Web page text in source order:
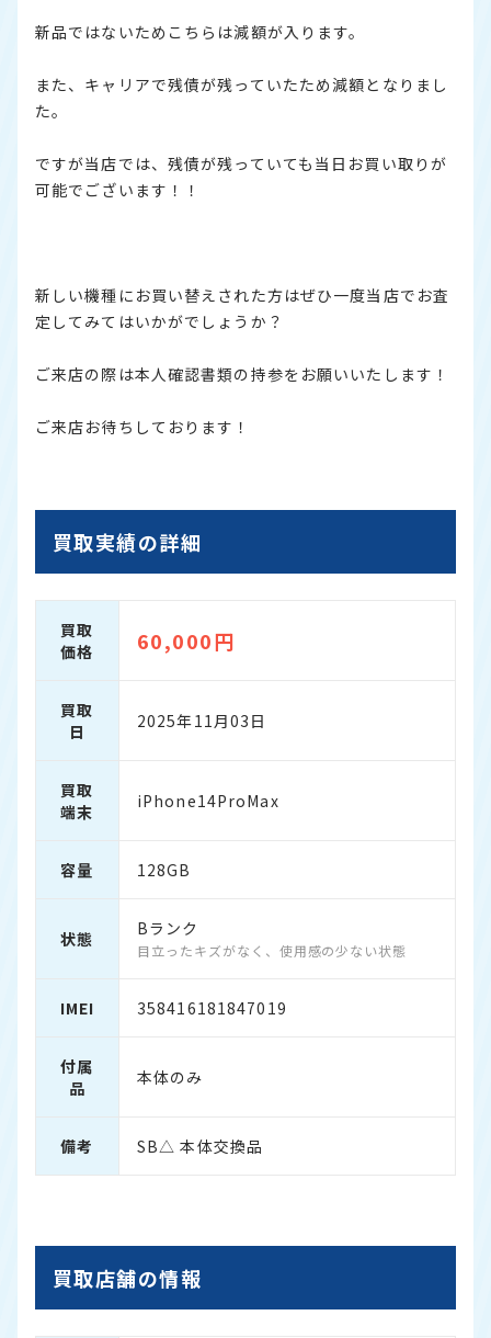
新品ではないためこちらは減額が入ります。
また、キャリアで残債が残っていたため減額となりまし
た。
ですが当店では、残債が残っていても当日お買い取りが
可能でございます！！
新しい機種にお買い替えされた方はぜひ一度当店でお査
定してみてはいかがでしょうか？
ご来店の際は本人確認書類の持参をお願いいたします！
ご来店お待ちしております！
買取実績の詳細
買取
価格
60,000円
買取
日
2025年11月03日
買取
端末
iPhone14ProMax
容量 128GB
状態 Bランク
目立ったキズがなく、使用感の少ない状態
IMEI 358416181847019
付属
品
本体のみ
備考 SB△ 本体交換品
買取店舗の情報